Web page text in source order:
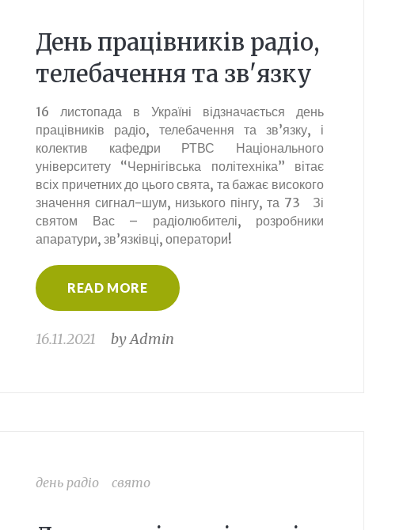
День працівників радіо,
телебачення та зв'язку
16 листопада в Україні відзначається день
працівників радіо, телебачення та зв’язку, і
колектив кафедри РТВС Національного
університету “Чернігівська політехніка” вітає
всіх причетних до цього свята, та бажає високого
значення сигнал-шум, низького пінгу, та 73 Зі
святом Вас – радіолюбителі, розробники
апаратури, зв’язківці, оператори!
READ MORE
16.11.2021 byAdmin
день радіо свято